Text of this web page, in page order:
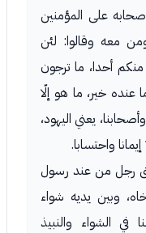
على المؤمنين
معه وقالوا: لئن
أحدا، ما ترجون
عنده خير، ما هو إلّا
يعني اليهود،
واحتسابا.
رجل من عند رسول
وبين يديه شواء
الشواء والنبيذ